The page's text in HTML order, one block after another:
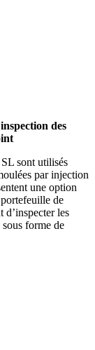
des
sont utilisés
par injection
une option
de
d’inspecter les
forme de